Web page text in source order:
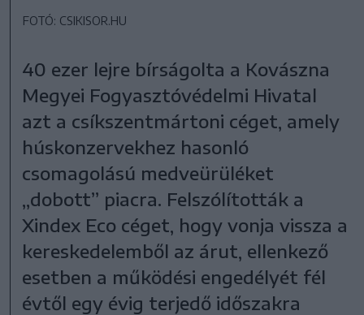
FOTÓ: CSIKISOR.HU
40 ezer lejre bírságolta a Kovászna
Megyei Fogyasztóvédelmi Hivatal
azt a csíkszentmártoni céget, amely
húskonzervekhez hasonló
csomagolású medveürüléket
„dobott” piacra. Felszólították a
Xindex Eco céget, hogy vonja vissza a
kereskedelemből az árut, ellenkező
esetben a működési engedélyét fél
évtől egy évig terjedő időszakra